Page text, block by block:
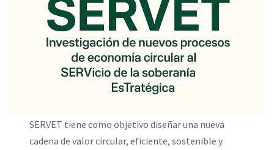
SERVET tiene como objetivo diseñar una nueva
cadena de valor circular, eficiente, sostenible y